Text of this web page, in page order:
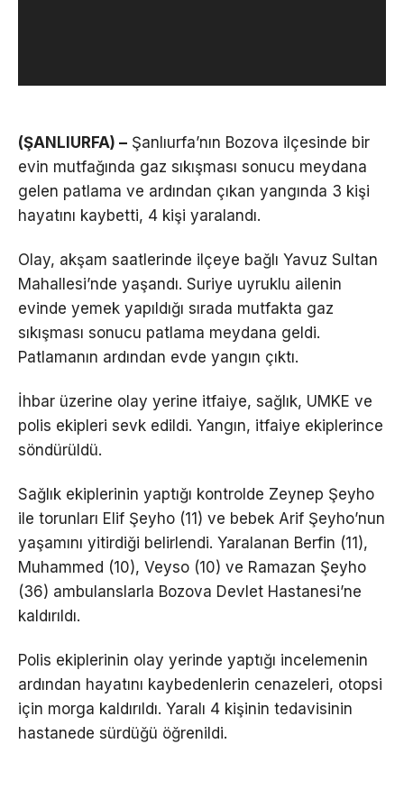
(ŞANLIURFA) – Şanlıurfa’nın Bozova ilçesinde bir
evin mutfağında gaz sıkışması sonucu meydana
gelen patlama ve ardından çıkan yangında 3 kişi
hayatını kaybetti, 4 kişi yaralandı.
Olay, akşam saatlerinde ilçeye bağlı Yavuz Sultan
Mahallesi’nde yaşandı. Suriye uyruklu ailenin
evinde yemek yapıldığı sırada mutfakta gaz
sıkışması sonucu patlama meydana geldi.
Patlamanın ardından evde yangın çıktı.
İhbar üzerine olay yerine itfaiye, sağlık, UMKE ve
polis ekipleri sevk edildi. Yangın, itfaiye ekiplerince
söndürüldü.
Sağlık ekiplerinin yaptığı kontrolde Zeynep Şeyho
ile torunları Elif Şeyho (11) ve bebek Arif Şeyho’nun
yaşamını yitirdiği belirlendi. Yaralanan Berfin (11),
Muhammed (10), Veyso (10) ve Ramazan Şeyho
(36) ambulanslarla Bozova Devlet Hastanesi’ne
kaldırıldı.
Polis ekiplerinin olay yerinde yaptığı incelemenin
ardından hayatını kaybedenlerin cenazeleri, otopsi
için morga kaldırıldı. Yaralı 4 kişinin tedavisinin
hastanede sürdüğü öğrenildi.